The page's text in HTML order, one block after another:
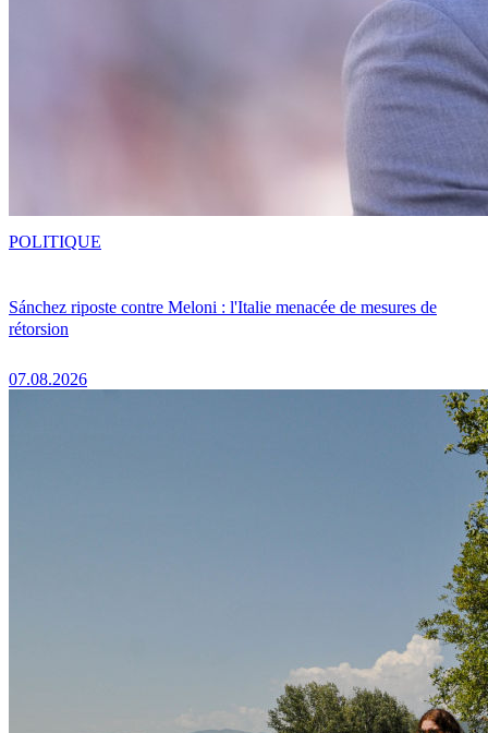
Sánchez riposte contre Meloni : l'Italie menacée de mesures de
rétorsion
07.08.2026
POLITIQUE